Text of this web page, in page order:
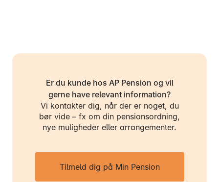
Er du kunde hos AP Pension og vil
gerne have relevant information?
Vi kontakter dig, når der er noget, du
bør vide – fx om din pensionsordning,
nye muligheder eller arrangementer.
Tilmeld dig på Min Pension